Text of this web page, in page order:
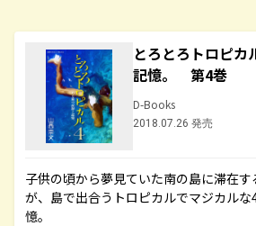
とろとろトロピ
記憶。 第4巻
D-Books
2018.07.26 発売
子供の頃から夢見ていた南の島に滞在
が、島で出合うトロピカルでマジカル
憶。